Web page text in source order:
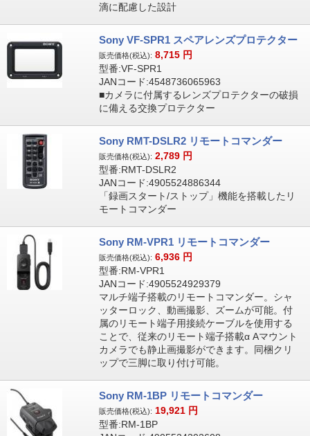
滴に配慮した設計
Sony VF-SPR1 スペアレンズプロテクター
販売価格(税込): 8,715 円
型番:VF-SPR1
JANコード:4548736065963
■カメラに付属するレンズプロテクターの破損
に備える交換プロテクター
Sony RMT-DSLR2 リモートコマンダー
販売価格(税込): 2,789 円
型番:RMT-DSLR2
JANコード:4905524886344
「録画スタート/ストップ」機能を搭載したリ
モートコマンダー
Sony RM-VPR1 リモートコマンダー
販売価格(税込): 6,936 円
型番:RM-VPR1
JANコード:4905524929379
マルチ端子搭載のリモートコマンダー。シャ
ッターロック、動画撮影、ズームが可能。付
属のリモート端子用接続ケーブルを使用する
ことで、従来のリモート端子搭載α Aマウント
カメラでも静止画撮影ができます。同梱クリ
ップで三脚に取り付け可能。
Sony RM-1BP リモートコマンダー
販売価格(税込): 19,921 円
型番:RM-1BP